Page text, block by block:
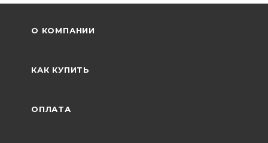
О КОМПАНИИ
КАК КУПИТЬ
ОПЛАТА